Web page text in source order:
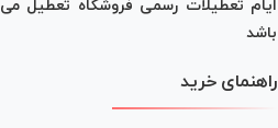
ایام تعطیلات رسمی فروشگاه تعطیل می
باشد
راهنمای خرید